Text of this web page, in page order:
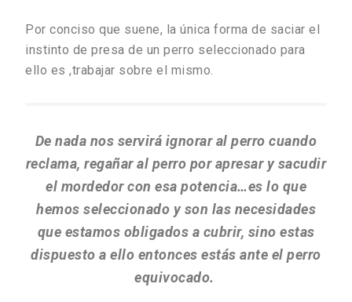
Por conciso que suene, la única forma de saciar el
instinto de presa de un perro seleccionado para
ello es ,trabajar sobre el mismo.
De nada nos servirá ignorar al perro cuando
reclama, regañar al perro por apresar y sacudir
el mordedor con esa potencia…es lo que
hemos seleccionado y son las necesidades
que estamos obligados a cubrir, sino estas
dispuesto a ello entonces estás ante el perro
equivocado.